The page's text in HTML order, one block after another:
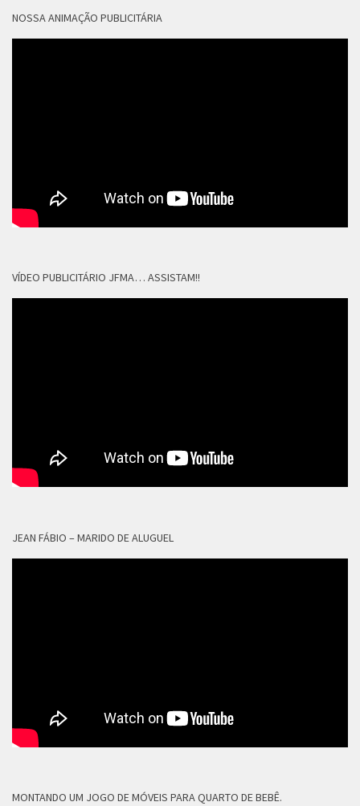
NOSSA ANIMAÇÃO PUBLICITÁRIA
VÍDEO PUBLICITÁRIO JFMA… ASSISTAM!!
JEAN FÁBIO – MARIDO DE ALUGUEL
MONTANDO UM JOGO DE MÓVEIS PARA QUARTO DE BEBÊ.